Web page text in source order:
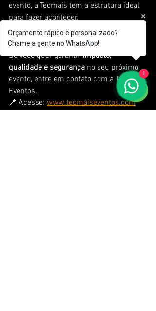
evento, a Tecmais tem a estrutura ideal
para fazer acontecer.
📞 Fale com a gente!
Se você quer garantir impacto,
qualidade e segurança no seu próximo
evento, entre em contato com a Tecmais
Eventos.
📍 Acesse: www.tecmaiseventos.com
Orçamento rápido e personalizado?
Chame a gente no WhatsApp!
1